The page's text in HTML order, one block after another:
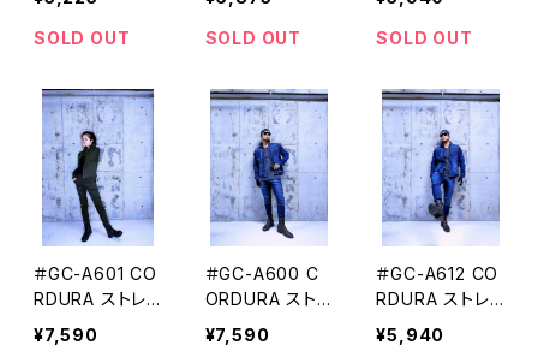
パンツ GRANCI
SCO[グランシス
SOLD OUT
ケット GRANCI
SCO[グランシス
SOLD OUT
GRANCISCO
[グランシスコ]
SOLD OUT
＃GC-A601 CO
RDURA ストレッ
チワークジャケ
ット GRANCISC
¥7,590
＃GC-A600 C
ORDURA ストレ
ッチデニムワー
クジャケット GR
¥7,590
＃GC-A612 CO
RDURA ストレッ
チデニムカーゴ
パンツ GRANCI
¥5,940